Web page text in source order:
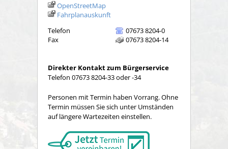
OpenStreetMap
Fahrplanauskunft
Telefon
07673 8204-0
Fax
07673 8204-14
Direkter Kontakt zum Bürgerservice
Telefon 07673 8204-33 oder -34
Personen mit Termin haben Vorrang. Ohne
Termin müssen Sie sich unter Umständen
auf längere Wartezeiten einstellen.